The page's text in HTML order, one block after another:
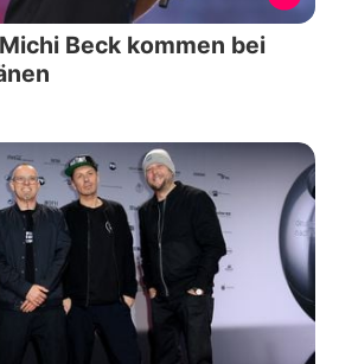
Beck kommen bei